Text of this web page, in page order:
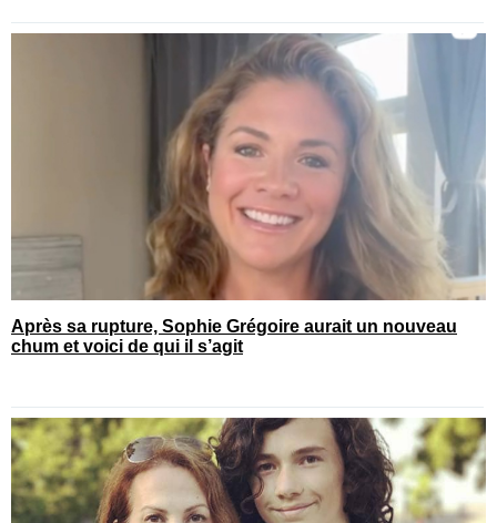
Après sa rupture, Sophie Grégoire aurait un nouveau
chum et voici de qui il s’agit